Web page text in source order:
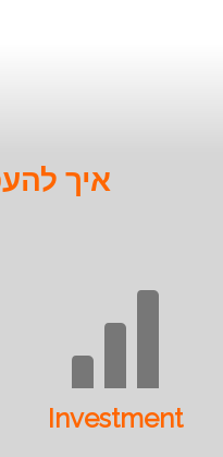
איך
Investment